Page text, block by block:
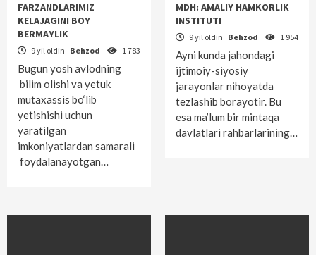
FARZANDLARIMIZ
KELAJAGINI BOY
BERMAYLIK
9 yil oldin Behzod 1 783
Bugun yosh avlodning
bilim olishi va yetuk
mutaxassis bo‘lib
yetishishi uchun
yaratilgan
imkoniyatlardan samarali
foydalanayotgan…
MDH: AMALIY HAMKORLIK
INSTITUTI
9 yil oldin Behzod 1 954
Ayni kunda jahondagi
ijtimoiy-siyosiy
jarayonlar nihoyatda
tezlashib borayotir. Bu
esa ma’lum bir mintaqa
davlatlari rahbarlarining…